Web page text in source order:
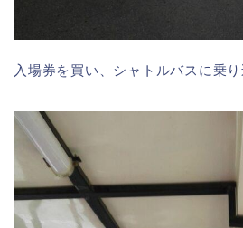
入場券を買い、シャトルバスに乗り